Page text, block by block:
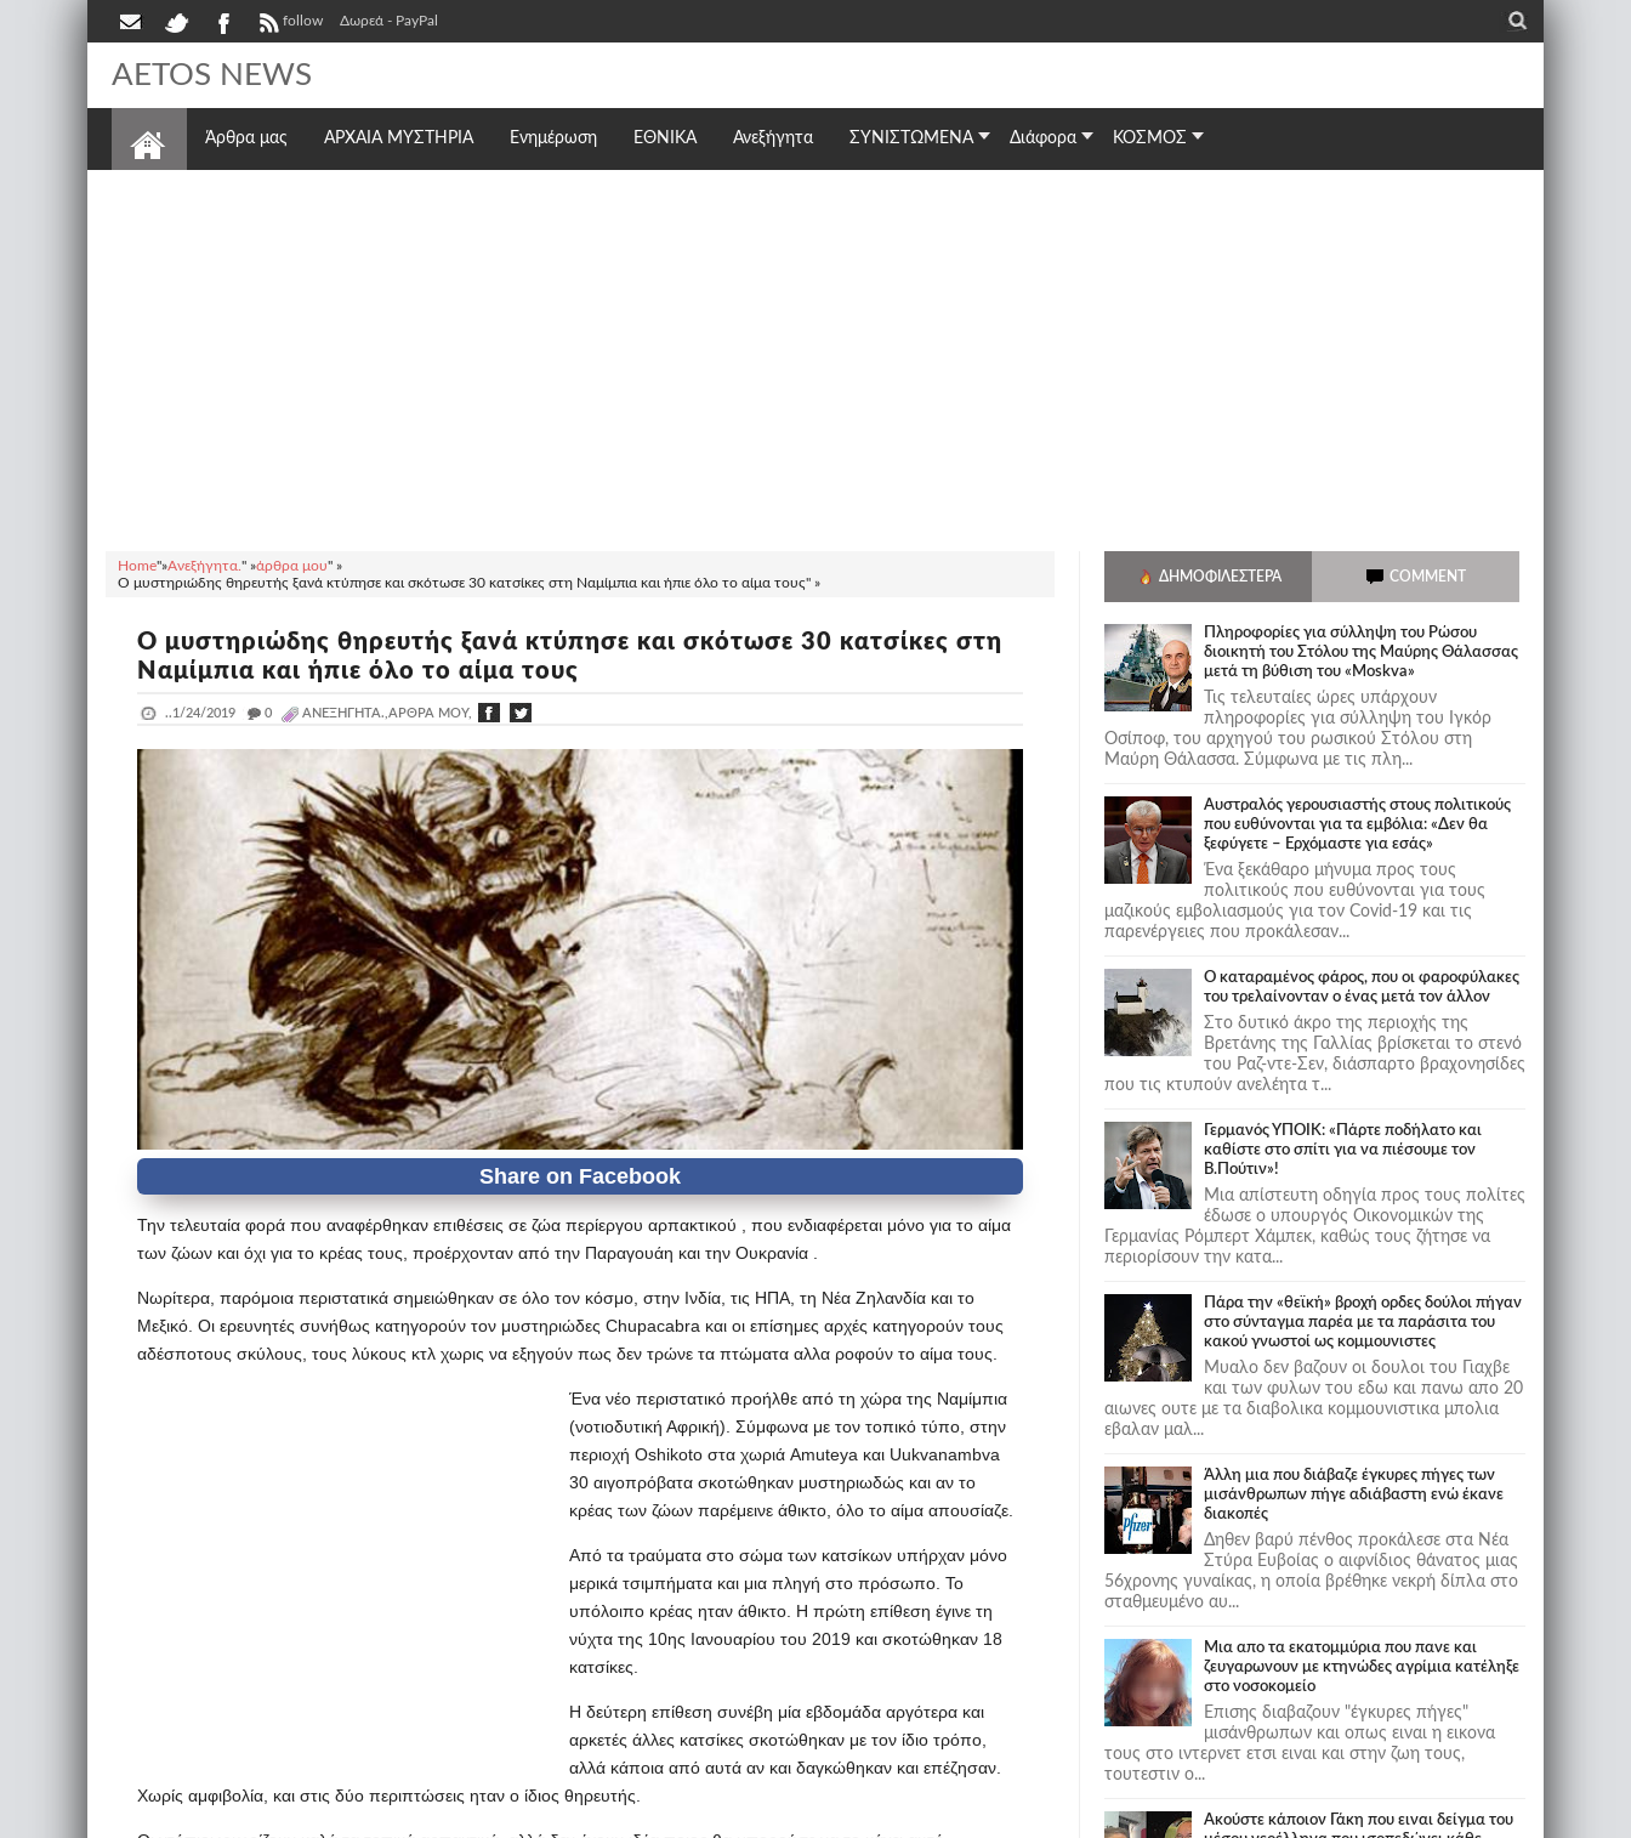
follow Δωρεά - PayPal _
AETOS NEWS
Άρθρα μας ΑΡΧΑΙΑ ΜΥΣΤΗΡΙΑ Ενημέρωση ΕΘΝΙΚΆ Ανεξήγητα ΣΥΝΙΣΤΩΜΕΝΑ Διάφορα ΚΟΣΜΟΣ
Home"»Ανεξήγητα. " »άρθρα μου" »
Ο μυστηριώδης θηρευτής ξανά κτύπησε και σκότωσε 30 κατσίκες στη Ναμίμπια και ήπιε όλο το αίμα τους" »
Ο μυστηριώδης θηρευτής ξανά κτύπησε και σκότωσε 30 κατσίκες στη
Ναμίμπια και ήπιε όλο το αίμα τους
..1/24/2019 _ 0 ΑΝΕΞΉΓΗΤΑ.,ΆΡΘΡΑ ΜΟΥ,
Την τελευταία φορά που αναφέρθηκαν επιθέσεις σε ζώα περίεργου αρπακτικού , που ενδιαφέρεται μόνο για το αίμα
των ζώων και όχι για το κρέας τους, προέρχονταν από την Παραγουάη και την Ουκρανία .
Νωρίτερα, παρόμοια περιστατικά σημειώθηκαν σε όλο τον κόσμο, στην Ινδία, τις ΗΠΑ, τη Νέα Ζηλανδία και το
Μεξικό. Οι ερευνητές συνήθως κατηγορούν τον μυστηριώδες Chupacabra και οι επίσημες αρχές κατηγορούν τους
αδέσποτους σκύλους, τους λύκους κτλ χωρις να εξηγούν πως δεν τρώνε τα πτώματα αλλα ροφούν το αίμα τους.
Ένα νέο περιστατικό προήλθε από τη χώρα της Ναμίμπια
(νοτιοδυτική Αφρική). Σύμφωνα με τον τοπικό τύπο, στην
περιοχή Oshikoto στα χωριά Amuteya και Uukvanambva
30 αιγοπρόβατα σκοτώθηκαν μυστηριωδώς και αν το
κρέας των ζώων παρέμεινε άθικτο, όλο το αίμα απουσίαζε.
Από τα τραύματα στο σώμα των κατσίκων υπήρχαν μόνο
μερικά τσιμπήματα και μια πληγή στο πρόσωπο. Το
υπόλοιπο κρέας ηταν άθικτο. Η πρώτη επίθεση έγινε τη
νύχτα της 10ης Ιανουαρίου του 2019 και σκοτώθηκαν 18
κατσίκες.
Η δεύτερη επίθεση συνέβη μία εβδομάδα αργότερα και
αρκετές άλλες κατσίκες σκοτώθηκαν με τον ίδιο τρόπο,
αλλά κάποια από αυτά αν και δαγκώθηκαν και επέζησαν.
Χωρίς αμφιβολία, και στις δύο περιπτώσεις ηταν ο ίδιος θηρευτής.
ΔΗΜΟΦΙΛΈΣΤΕΡΑ COMMENT
Πληροφορίες για σύλληψη του Ρώσου
διοικητή του Στόλου της Mαύρης Θάλασσας
μετά τη βύθιση του «Moskva»
Τις τελευταίες ώρες υπάρχουν
πληροφορίες για σύλληψη του Ιγκόρ
Οσίποφ, του αρχηγού του ρωσικού Στόλου στη
Μαύρη Θάλασσα. Σύμφωνα με τις πλη...
Αυστραλός γερουσιαστής στους πολιτικούς
που ευθύνονται για τα εμβόλια: «Δεν θα
ξεφύγετε – Ερχόμαστε για εσάς»
Ένα ξεκάθαρο μήνυμα προς τους
πολιτικούς που ευθύνονται για τους
μαζικούς εμβολιασμούς για τον Covid-19 και τις
παρενέργειες που προκάλεσαν...
Ο καταραμένος φάρος, που οι φαροφύλακες
του τρελαίνονταν ο ένας μετά τον άλλον
Στο δυτικό άκρο της περιοχής της
Βρετάνης της Γαλλίας βρίσκεται το στενό
του Ραζ-ντε-Σεν, διάσπαρτο βραχονησίδες
που τις κτυπούν ανελέητα τ...
Γερμανός ΥΠΟΙΚ: «Πάρτε ποδήλατο και
καθίστε στο σπίτι για να πιέσουμε τον
Β.Πούτιν»!
Μια απίστευτη οδηγία προς τους πολίτες
έδωσε ο υπουργός Οικονομικών της
Γερμανίας Ρόμπερτ Χάμπεκ, καθώς τους ζήτησε να
περιορίσουν την κατα...
Πάρα την «θεϊκή» βροχή ορδες δούλοι πήγαν
στο σύνταγμα παρέα με τα παράσιτα του
κακού γνωστοί ως κομμουνιστες
Μυαλο δεν βαζουν οι δουλοι του Γιαχβε
και των φυλων του εδω και πανω απο 20
αιωνες ουτε με τα διαβολικα κομμουνιστικα μπολια
εβαλαν μαλ...
Άλλη μια που διάβαζε έγκυρες πήγες των
μισάνθρωπων πήγε αδιάβαστη ενώ έκανε
διακοπές
Δηθεν βαρύ πένθος προκάλεσε στα Νέα
Στύρα Ευβοίας ο αιφνίδιος θάνατος μιας
56χρονης γυναίκας, η οποία βρέθηκε νεκρή δίπλα στο
σταθμευμένο αυ...
Μια απο τα εκατομμύρια που πανε και
ζευγαρωνουν με κτηνώδες αγρίμια κατέληξε
στο νοσοκομείο
Επισης διαβαζουν "έγκυρες πήγες"
μισάνθρωπων και οπως ειναι η εικονα
τους στο ιντερνετ ετσι ειναι και στην ζωη τους,
τουτεστιν ο...
Ακούστε κάποιον Γάκη που ειναι δείγμα του